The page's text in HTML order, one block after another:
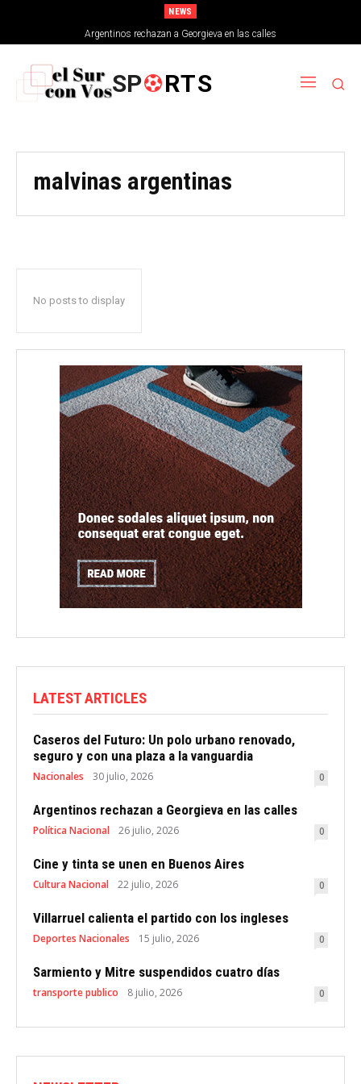
NEWS
Argentinos rechazan a Georgieva en las calles
SP RTS
malvinas argentinas
No posts to display
LATEST ARTICLES
Caseros del Futuro: Un polo urbano renovado,
seguro y con una plaza a la vanguardia
Nacionales 30 julio, 2026 0
Argentinos rechazan a Georgieva en las calles
Política Nacional 26 julio, 2026 0
Cine y tinta se unen en Buenos Aires
Cultura Nacional 22 julio, 2026 0
Villarruel calienta el partido con los ingleses
Deportes Nacionales 15 julio, 2026 0
Sarmiento y Mitre suspendidos cuatro días
transporte publico 8 julio, 2026 0